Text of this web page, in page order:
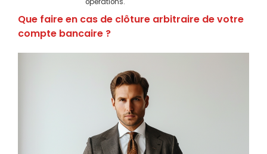
opérations.
Que faire en cas de clôture arbitraire de votre
compte bancaire ?